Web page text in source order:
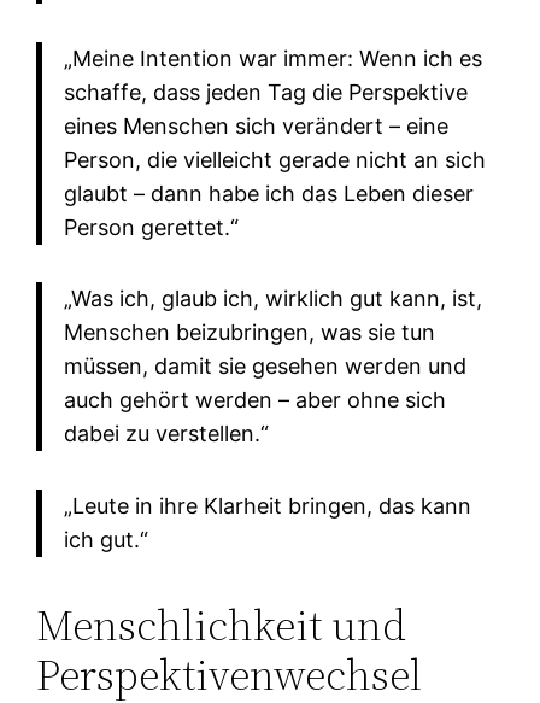
„Meine Intention war immer: Wenn ich es
schaffe, dass jeden Tag die Perspektive
eines Menschen sich verändert – eine
Person, die vielleicht gerade nicht an sich
glaubt – dann habe ich das Leben dieser
Person gerettet.“
„Was ich, glaub ich, wirklich gut kann, ist,
Menschen beizubringen, was sie tun
müssen, damit sie gesehen werden und
auch gehört werden – aber ohne sich
dabei zu verstellen.“
„Leute in ihre Klarheit bringen, das kann
ich gut.“
Menschlichkeit und
Perspektivenwechsel